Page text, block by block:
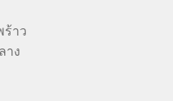
าว
าง